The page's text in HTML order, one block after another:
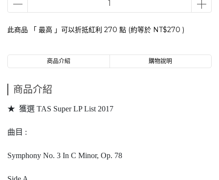
此商品 「 最高 」可以折抵紅利 270 點 (約等於 NT$270 )
商品介紹 購物說明
商品介紹
★ 獲選 TAS Super LP List 2017
曲目 :
Symphony No. 3 In C Minor, Op. 78